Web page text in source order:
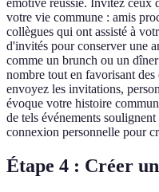
émotive réussie. Invitez ceux
votre vie commune : amis
collègues qui ont assisté à
d'invités pour conserver une
comme un brunch ou un
nombre tout en favorisant
envoyez les invitations,
évoque votre histoire
de tels événements
connexion personnelle pour
Étape 4 : Créer